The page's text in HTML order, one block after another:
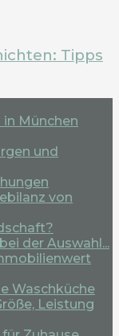
Tipps
München
und
von
der Auswahl...
Waschküche
Leistung